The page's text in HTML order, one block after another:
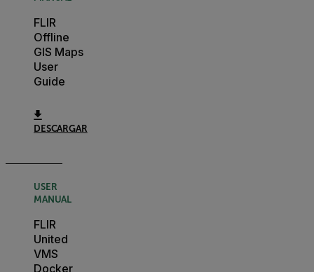
FLIR
Offline
GIS Maps
User
Guide
DESCARGAR
USER
MANUAL
FLIR
United
VMS
Docker